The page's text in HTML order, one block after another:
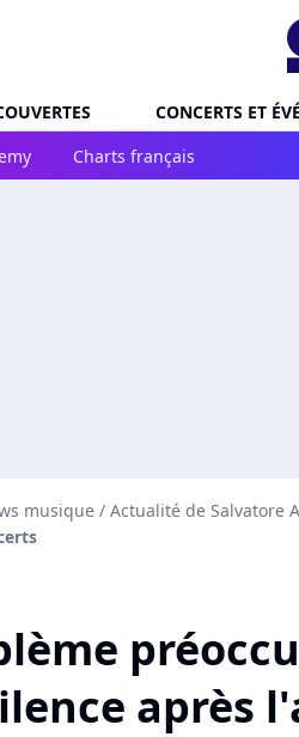
CONCERTS ET
Charts français
musique / Actualité de Salvatore
après